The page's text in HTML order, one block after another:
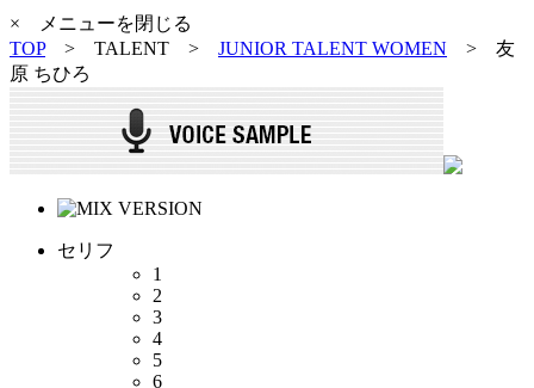
× メニューを閉じる
TOP> TALENT > JUNIOR TALENT WOMEN > 友
原 ちひろ
セリフ
1
2
3
4
5
6